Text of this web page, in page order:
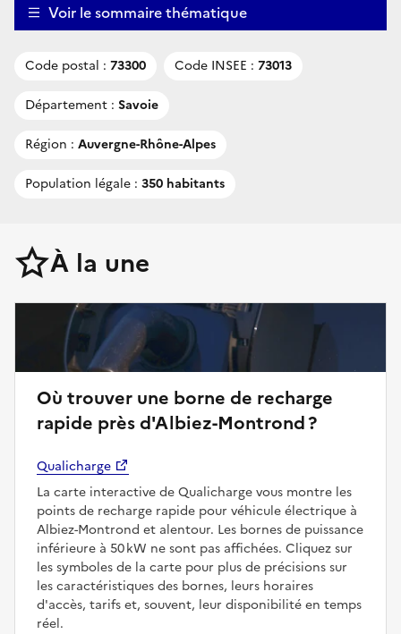
Voir le sommaire thématique
Code postal : 73300 Code INSEE : 73013
Département : Savoie
Région : Auvergne-Rhône-Alpes
Population légale : 350 habitants
À la une
Où trouver une borne de recharge
rapide près d'Albiez-Montrond ?
Qualicharge
La carte interactive de Qualicharge vous montre les
points de recharge rapide pour véhicule électrique à
Albiez-Montrond et alentour. Les bornes de puissance
inférieure à 50 kW ne sont pas affichées. Cliquez sur
les symboles de la carte pour plus de précisions sur
les caractéristiques des bornes, leurs horaires
d'accès, tarifs et, souvent, leur disponibilité en temps
réel.